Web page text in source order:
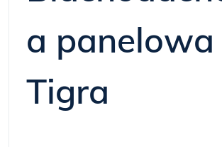
a panelowa
Tigra